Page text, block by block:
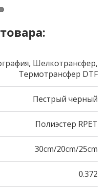
Шелкотрансфер,
Термотрансфер DTF
Пестрый черный
Полиэстер RPET
30cm/20cm/25cm
0.372